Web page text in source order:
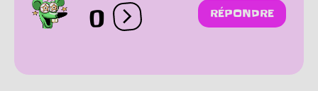
0 Ouvrir les réactions
RÉPONDRE